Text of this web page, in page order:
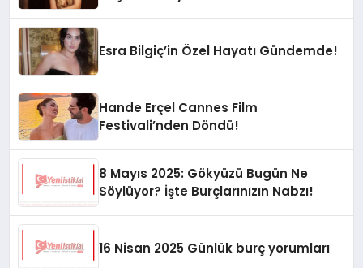
Esra Bilgiç’in Özel Hayatı Gündemde!
Hande Erçel Cannes Film
Festivali’nden Döndü!
8 Mayıs 2025: Gökyüzü Bugün Ne
Söylüyor? İşte Burçlarınızın Nabzı!
16 Nisan 2025 Günlük burç yorumları